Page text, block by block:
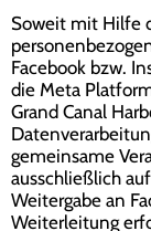
Soweit mit Hilfe
Facebook bzw.
die Meta
Grand Canal
gemeinsame
ausschließlich
Weitergabe an
Weiterleitung